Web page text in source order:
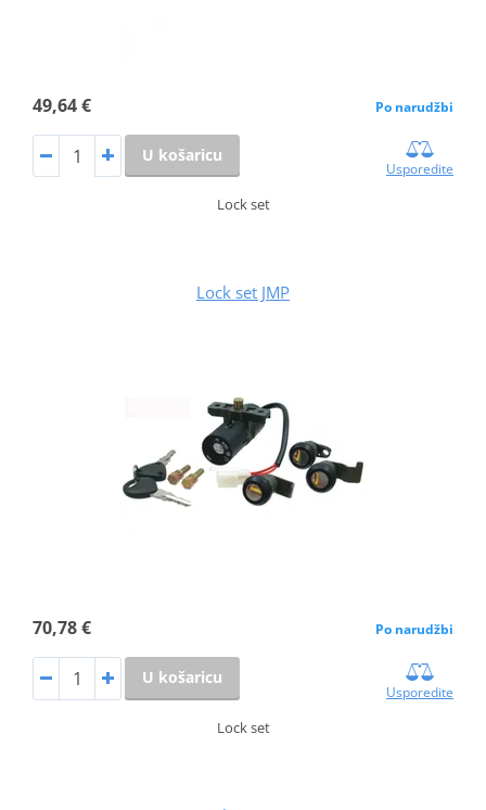
49,64 € Po narudžbi
U košaricu
Usporedite
Lock set
Lock set JMP
70,78 € Po narudžbi
U košaricu
Usporedite
Lock set